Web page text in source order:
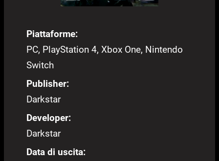
Piattaforme:
PC, PlayStation 4, Xbox One, Nintendo
Switch
Publisher:
Darkstar
Developer:
Darkstar
Data di uscita: